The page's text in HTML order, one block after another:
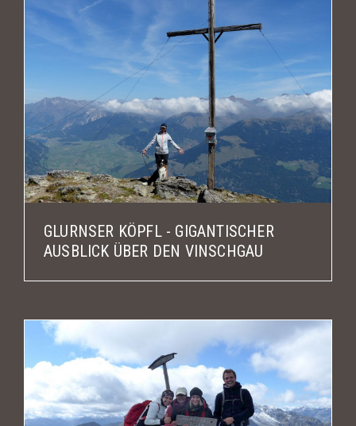
GLURNSER KÖPFL - GIGANTISCHER
AUSBLICK ÜBER DEN VINSCHGAU